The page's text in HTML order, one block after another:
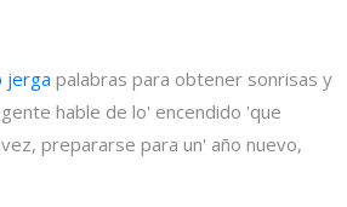
jerga palabras para obtener sonrisas y
hable de lo' encendido 'que
prepararse para un' año nuevo,